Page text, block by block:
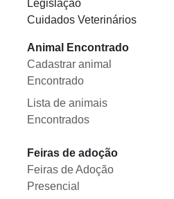
Legislação
Cuidados Veterinários
Animal Encontrado
Cadastrar animal
Encontrado
Lista de animais
Encontrados
Feiras de adoção
Feiras de Adoção
Presencial